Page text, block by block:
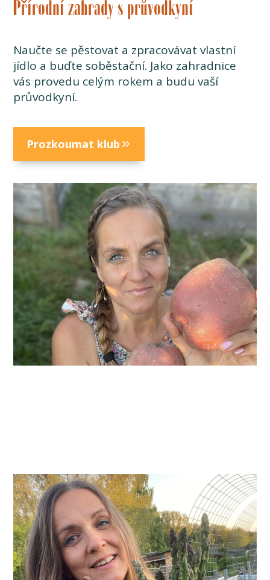
Přírodní zahrady s průvodkyní
Naučte se pěstovat a zpracovávat vlastní
jídlo a buďte soběstační. Jako zahradnice
vás provedu celým rokem a budu vaší
průvodkyní.
Prozkoumat klub